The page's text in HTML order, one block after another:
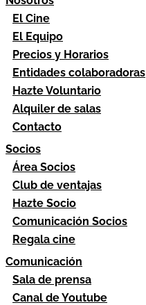
El Cine
El Equipo
Precios y Horarios
Entidades colaboradoras
Hazte Voluntario
Alquiler de salas
Contacto
Socios
Área Socios
Club de ventajas
Hazte Socio
Comunicación Socios
Regala cine
Comunicación
Sala de prensa
Canal de Youtube